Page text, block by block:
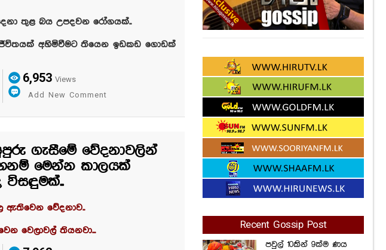
තුළ බය උපදවන රෝගයක්..
ජීවිතයක් අහිමිවීමට තියෙන ඉඩකඩ ගොඩක්
6,953 Views
Add New Comment
ගැසීමේ වේදනාවලින්
මෙන්න කාලයක්
වේදනාව..
වෙලාවල් තියනවා...
Recent Gossip Post
පවුල් 10කින් 9ක්ම ණය